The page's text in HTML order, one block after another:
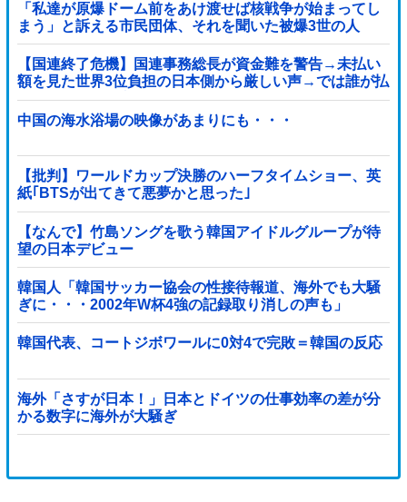
「私達が原爆ドーム前をあけ渡せば核戦争が始まってし
まう」と訴える市民団体、それを聞いた被爆3世の人
が……
【国連終了危機】国連事務総長が資金難を警告→未払い
額を見た世界3位負担の日本側から厳しい声→では誰が払
っていないのか言え
中国の海水浴場の映像があまりにも・・・
【批判】ワールドカップ決勝のハーフタイムショー、英
紙｢BTSが出てきて悪夢かと思った｣
【なんで】竹島ソングを歌う韓国アイドルグループが待
望の日本デビュー
韓国人「韓国サッカー協会の性接待報道、海外でも大騒
ぎに・・・2002年W杯4強の記録取り消しの声も」
→「マジで国の恥だ」「2002年まで疑う価値がある」
「国民や国が築いた国格をサッカー選手が足で蹴り飛ば
韓国代表、コートジボワールに0対4で完敗＝韓国の反応
海外「さすが日本！」日本とドイツの仕事効率の差が分
かる数字に海外が大騒ぎ